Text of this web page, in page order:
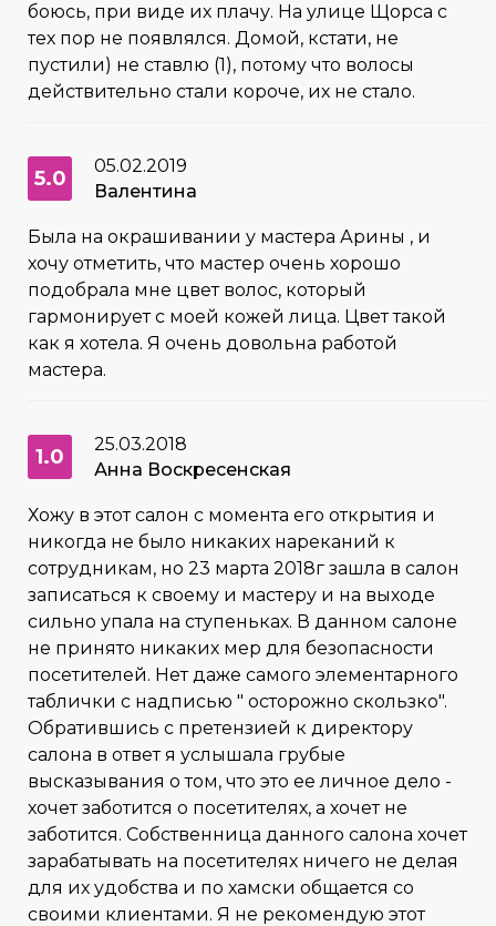
боюсь, при виде их плачу. На улице Щорса с
тех пор не появлялся. Домой, кстати, не
пустили) не ставлю (1), потому что волосы
действительно стали короче, их не стало.
5.0
05.02.2019
Валентина
Была на окрашивании у мастера Арины , и
хочу отметить, что мастер очень хорошо
подобрала мне цвет волос, который
гармонирует с моей кожей лица. Цвет такой
как я хотела. Я очень довольна работой
мастера.
1.0
25.03.2018
Анна Воскресенская
Хожу в этот салон с момента его открытия и
никогда не было никаких нареканий к
сотрудникам, но 23 марта 2018г зашла в салон
записаться к своему и мастеру и на выходе
сильно упала на ступеньках. В данном салоне
не принято никаких мер для безопасности
посетителей. Нет даже самого элементарного
таблички с надписью " осторожно скользко".
Обратившись с претензией к директору
салона в ответ я услышала грубые
высказывания о том, что это ее личное дело -
хочет заботится о посетителях, а хочет не
заботится. Собственница данного салона хочет
зарабатывать на посетителях ничего не делая
для их удобства и по хамски общается со
своими клиентами. Я не рекомендую этот